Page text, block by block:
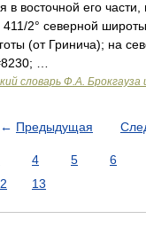
в восточной его части,
2° северной
(от Гринича); на
…
словарь Ф.А.
← Предыдущая
4 5 6
13